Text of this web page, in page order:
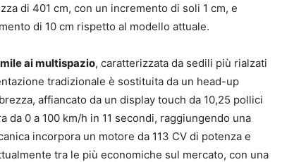
di 401 cm, con un incremento di soli 1 cm, e
di 10 cm rispetto al modello attuale.
ai multispazio, caratterizzata da sedili più rialzati
tradizionale è sostituita da un head-up
affiancato da un display touch da 10,25 pollici
0 a 100 km/h in 11 secondi, raggiungendo una
incorpora un motore da 113 CV di potenza e
tra le più economiche sul mercato, con una